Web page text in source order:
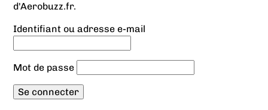
d'Aerobuzz.fr.
Identifiant ou adresse e-mail
Mot de passe